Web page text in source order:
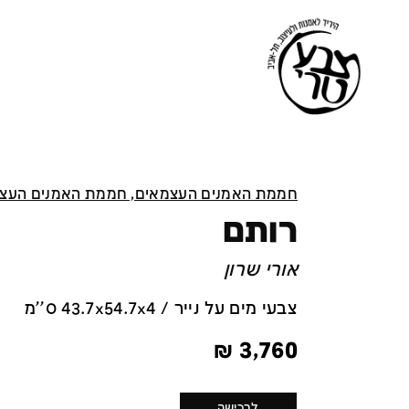
חממת האמנים העצמאים, חממת האמנים
רותם
אורי שרון
צבעי מים על נייר / 43.7x54.7x4 ס''מ
3,760
₪